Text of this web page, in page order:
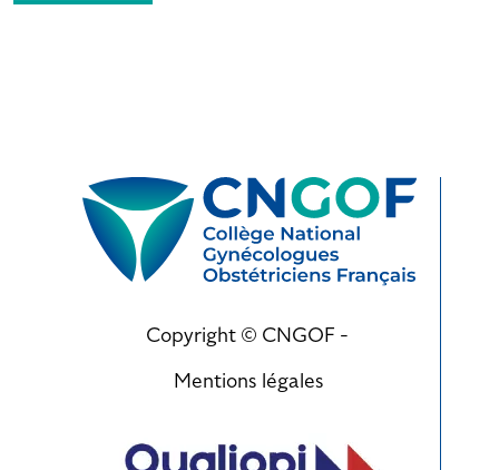
Copyright © CNGOF -
Mentions légales